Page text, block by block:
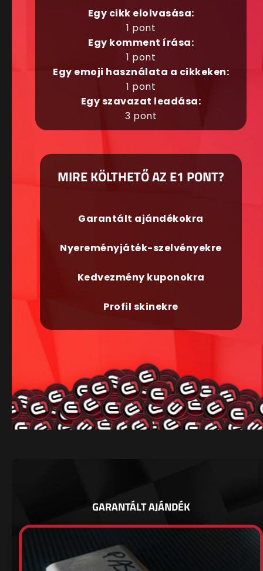
Egy cikk elolvasása:
1 pont
Egy komment írása:
1 pont
Egy emoji használata a cikkeken:
1 pont
Egy szavazat leadása:
3 pont
MIRE KÖLTHETŐ AZ E1 PONT?
Garantált ajándékokra
Nyereményjáték-szelvényekre
Kedvezmény kuponokra
Profil skinekre
GARANTÁLT AJÁNDÉK